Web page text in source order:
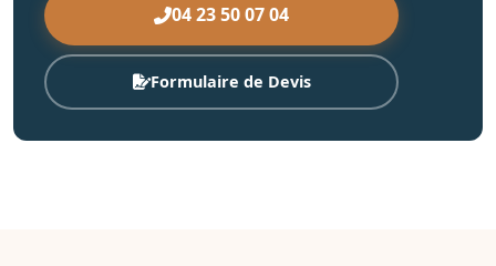
04 23 50 07 04
Formulaire de Devis